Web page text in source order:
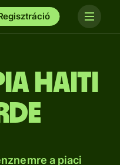
haiti
a piaci